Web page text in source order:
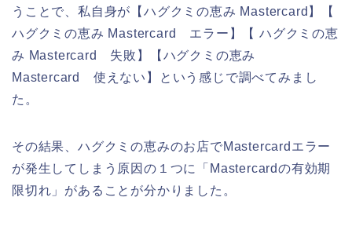
うことで、私自身が【ハグクミの恵み Mastercard】【
ハグクミの恵み Mastercard エラー】【 ハグクミの恵
み Mastercard 失敗】【ハグクミの恵み
Mastercard 使えない】という感じで調べてみまし
た。
その結果、ハグクミの恵みのお店でMastercardエラー
が発生してしまう原因の１つに「Mastercardの有効期
限切れ」があることが分かりました。